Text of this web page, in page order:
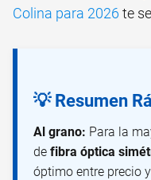
Colina para 2026 te
💡 Resumen
Al grano: Para la
de fibra óptica
óptimo entre precio